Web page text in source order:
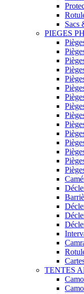
Sacs
PIEGES
TENTES